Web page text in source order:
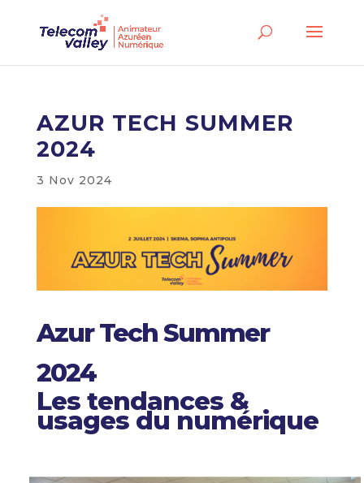
AZUR TECH SUMMER
2024
3 Nov 2024
Azur Tech Summer
2024
Les tendances &
usages du numérique